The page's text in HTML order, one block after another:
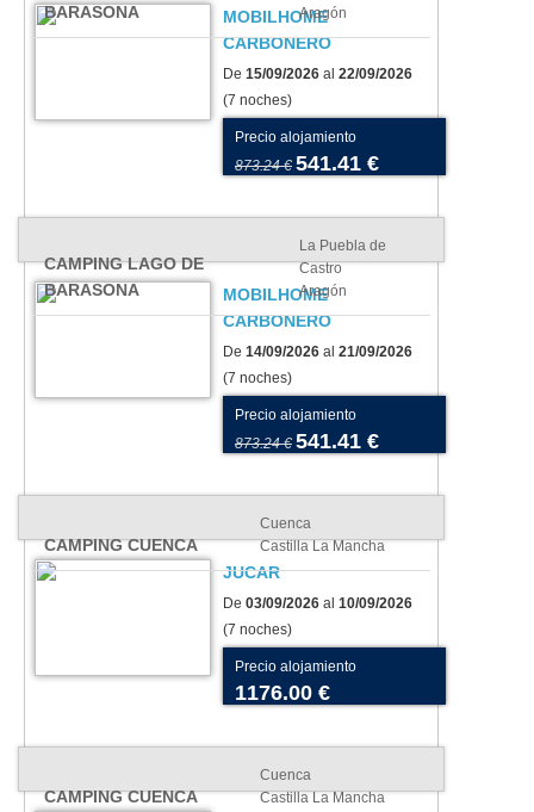
BARASONA
Aragón
MOBILHOME
CARBONERO
De 15/09/2026 al 22/09/2026
(7 noches)
Precio alojamiento
873.24 € 541.41 €
CAMPING LAGO DE
BARASONA
La Puebla de
Castro
Aragón
MOBILHOME
CARBONERO
De 14/09/2026 al 21/09/2026
(7 noches)
Precio alojamiento
873.24 € 541.41 €
CAMPING CUENCA
Cuenca
Castilla La Mancha
JUCAR
De 03/09/2026 al 10/09/2026
(7 noches)
Precio alojamiento
1176.00 €
CAMPING CUENCA
Cuenca
Castilla La Mancha